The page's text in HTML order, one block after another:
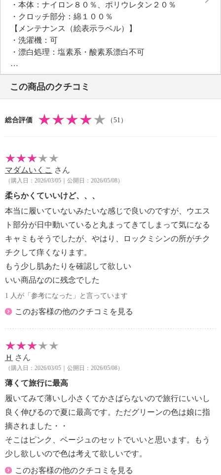
・本体：ナイロン８０％、ポリウレタン２０％
・クロッチ部分：綿１００％
【メンテナンス（絵表示ラベル）】
・洗濯機：可
・漂白処理：塩素系・酸素系漂白不可
・タンブル乾燥：不可
・自然乾燥：日陰の吊り干し
・アイロン仕上げ：不可
・ドライクリーニング：不可
・ネット使用
【原産国（地）】
※販売色 ：セット内容
・グレーセット ：チャコールグレー×２、ミディア
ムグレー×１、ブルーグレー×１
・ベージュセット：ベージュ×２、ピンクベージュ×
１、モルガグリーン×１
※普段着用しているサイズをお選びください
この商品のクチコミ
総合評価 （51）
マダムいくこ さん
（購入日：2026/03/05｜公開日：2026/05/08）
柔らかくていいけど、、、
本当に履いていないみたいな感じで良いのですが、ウエス
ト部分が日中動いていると丸まってきてしまって気になる
キャミもそうでしたが、やはり、ロックミシンの所がチク
チクして痒くなります。
もう少し肌あたりを確認して欲しい
いい商品なのに残念でした
1 人が「参考になった」と言っています
このお客様の他のクチコミを見る
Ｈ さん
（購入日：2026/03/05｜公開日：2026/05/08）
薄くて旅行に最高
履いてみて薄いし小さくてかさばらないので旅行にいいし
良く伸びるので夏に最高です。ただグリーンの色は娘に指
摘されました・・
そこはピンク、ベージュのセットでいいと思います。もう
少し欲しいので色は考えて欲しいです。
このお客様の他のクチコミを見る